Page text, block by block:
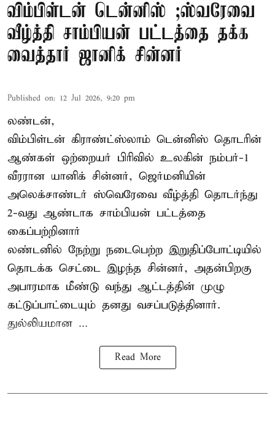
விம்பிள்டன் டென்னிஸ் ;ஸ்வரேவை
வீழ்த்தி சாம்பியன் பட்டத்தை தக்க
வைத்தார் ஜானிக் சின்னர்
Published on: 12 Jul 2026, 9:20 pm
லண்டன்,
விம்பிள்டன் கிராண்ட்ஸ்லாம் டென்னிஸ் தொடரின்
ஆண்கள் ஒற்றையர் பிரிவில் உலகின் நம்பர்-1
வீரரான யானிக் சின்னர், ஜெர்மனியின்
அலெக்சாண்டர் ஸ்வெரேவை வீழ்த்தி தொடர்ந்து
2-வது ஆண்டாக சாம்பியன் பட்டத்தை
கைப்பற்றினார்
லண்டனில் நேற்று நடைபெற்ற இறுதிப்போட்டியில்
தொடக்க செட்டை இழந்த சின்னர், அதன்பிறகு
அபாரமாக மீண்டு வந்து ஆட்டத்தின் முழு
கட்டுப்பாட்டையும் தனது வசப்படுத்தினார்.
துல்லியமான ...
Read More